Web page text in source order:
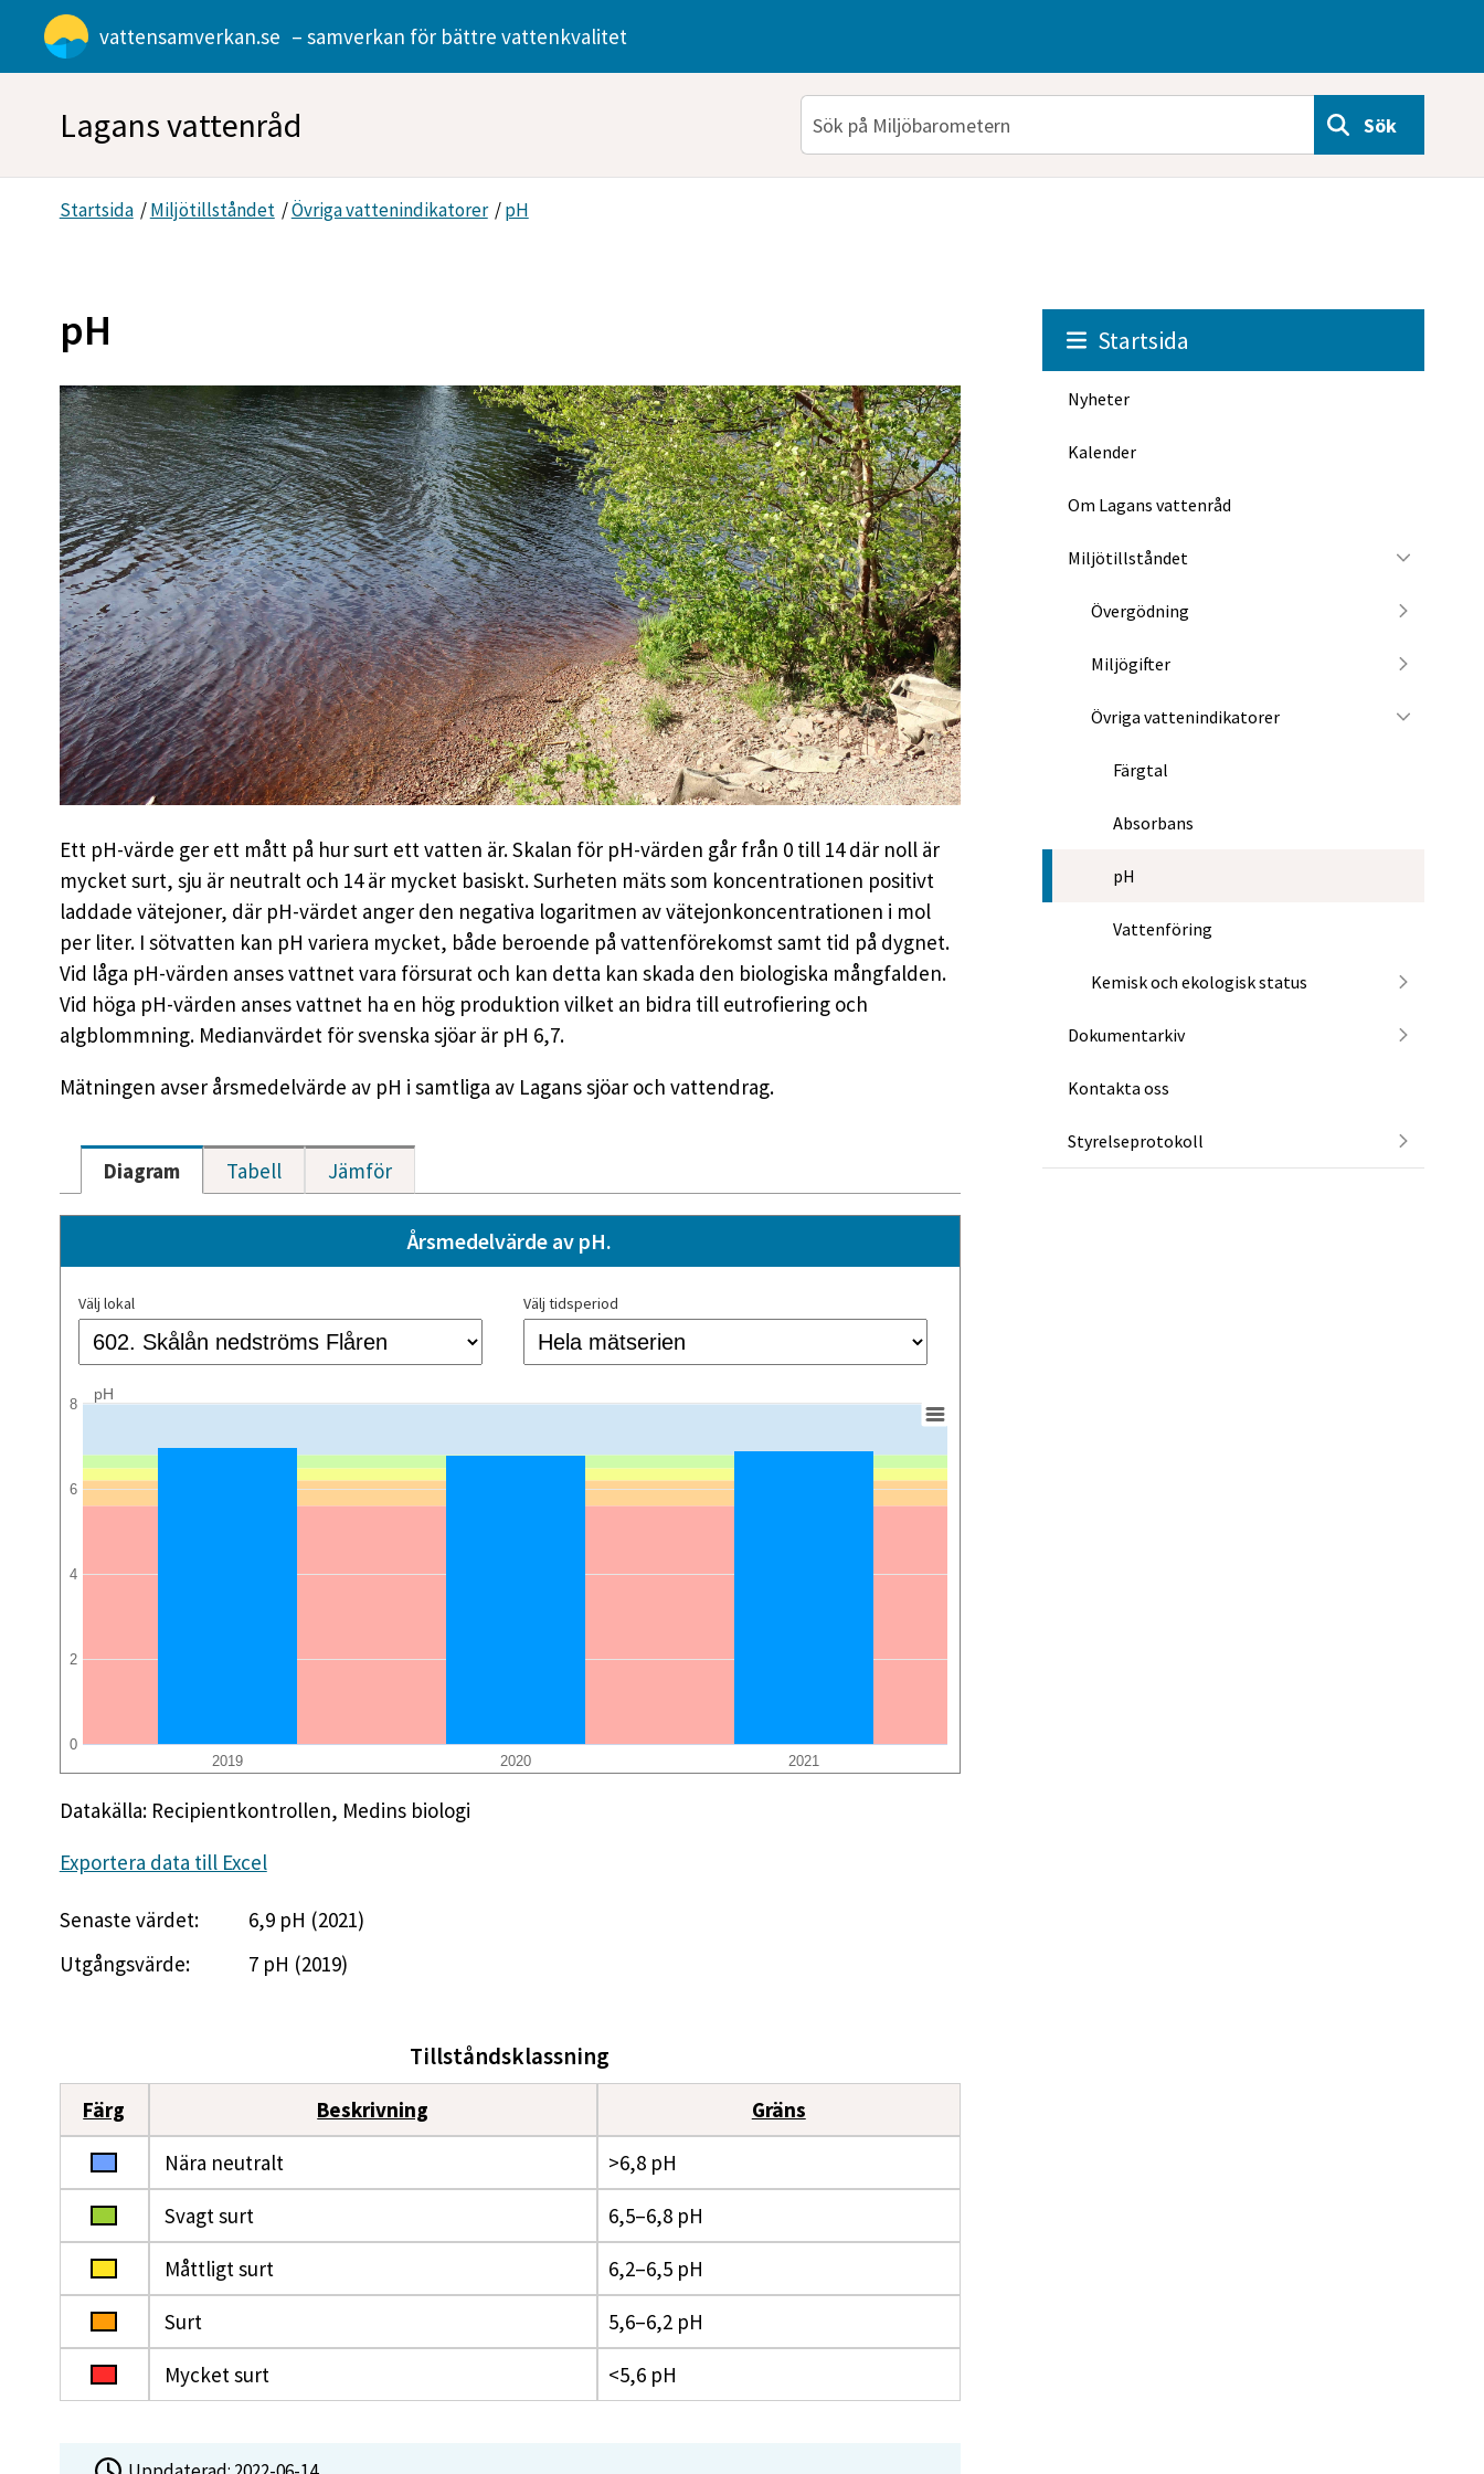
Gå direkt till sidans innehåll
vattensamverkan.se – samverkan för bättre vattenkvalitet
Lagans vattenråd Sök
Startsida /Miljötillståndet /Övriga vattenindikatorer /pH
pH
Ett pH-värde ger ett mått på hur surt ett vatten är. Skalan för pH-värden går från 0 till 14 där noll är
mycket surt, sju är neutralt och 14 är mycket basiskt. Surheten mäts som koncentrationen positivt
laddade vätejoner, där pH-värdet anger den negativa logaritmen av vätejonkoncentrationen i mol
per liter. I sötvatten kan pH variera mycket, både beroende på vattenförekomst samt tid på dygnet.
Vid låga pH-värden anses vattnet vara försurat och kan detta kan skada den biologiska mångfalden.
Vid höga pH-värden anses vattnet ha en hög produktion vilket an bidra till eutrofiering och
algblommning. Medianvärdet för svenska sjöar är pH 6,7.
Mätningen avser årsmedelvärde av pH i samtliga av Lagans sjöar och vattendrag.
Diagram Tabell Jämför
Årsmedelvärde av pH.
Välj lokal Välj tidsperiod
pH
2019 2020 2021
0
2
4
6
8
Datakälla: Recipientkontrollen, Medins biologi
Exportera data till Excel
Senaste värdet:
6,9 pH (2021)
Utgångsvärde:
7 pH (2019)
Tillståndsklassning
Färg Beskrivning
Gräns
Nära neutralt
>6,8 pH
Svagt surt
6,5–6,8 pH
Måttligt surt
6,2–6,5 pH
Surt
5,6–6,2 pH
Mycket surt
<5,6 pH
Startsida
Nyheter
Kalender
Om Lagans vattenråd
Miljötillståndet
Övergödning
Miljögifter
Övriga vattenindikatorer
Färgtal
Absorbans
pH
Vattenföring
Kemisk och ekologisk status
Dokumentarkiv
Kontakta oss
Styrelseprotokoll